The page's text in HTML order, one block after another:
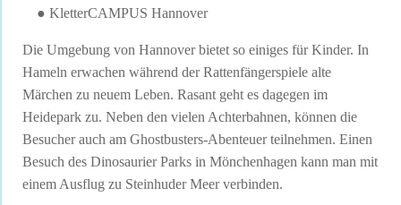
● KletterCAMPUS Hannover
Die Umgebung von Hannover bietet so einiges für Kinder. In
Hameln erwachen während der Rattenfängerspiele alte
Märchen zu neuem Leben. Rasant geht es dagegen im
Heidepark zu. Neben den vielen Achterbahnen, können die
Besucher auch am Ghostbusters-Abenteuer teilnehmen. Einen
Besuch des Dinosaurier Parks in Mönchenhagen kann man mit
einem Ausflug zu Steinhuder Meer verbinden.